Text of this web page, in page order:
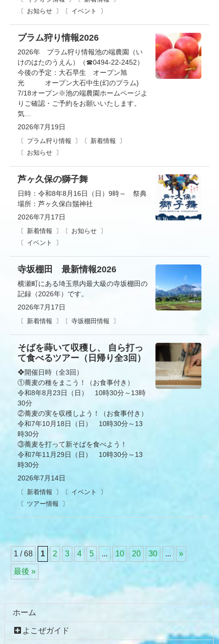
お知らせ
イベント
2026年7月19日
プラム狩り情報
新着情報
お知らせ
プラム狩り情報2026
2026年 プラム狩り情報池の端農園（い
けのはたのうえん）（☎0494-22-2452）
今後の予定：大石早生 オープン旭
光 オープン大石中生(幻のプラム)
7/18オープン※池の端農園ホームページよ
りご確認・ご予約をお願いいたします。
気…
2026年7月17日
新着情報
お知らせ
イベント
芦ヶ久保の獅子舞
日時：令和8年8月16日（日）9時～ 祭典
場所：芦ヶ久保白鬚神社
2026年7月17日
新着情報 寺坂棚田情報
寺坂棚田 最新情報2026
横瀬町にある埼玉県内最大級の寺坂棚田の
記録（2026年）です。
2026年7月14日
新着情報
イベント
ツアー情報
そばを蒔いて収穫し、 自ら打っ
て食べるツアー（日帰り全3回）
❖開催日時（全3回）
①蕎麦の種をまこう！（お食事付き）
令和8年8月23日（日） 10時30分～13時
30分
②蕎麦の実を収穫しよう！（お食事付き）
令和7年10月18日（日） 10時30分～13
時30分
③蕎麦を打って新そばを食べよう！
令和7年11月29日（日） 10時30分～13
時30分
1 / 68 1 2 3 4 5 ... 10 20 30 ... »
最後 »
ン
の
ホーム
よこぜガイド